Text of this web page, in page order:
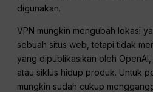
digunakan.
VPN mungkin mengubah lokasi
sebuah situs web, tetapi tidak
yang dipublikasikan oleh
atau siklus hidup produk. Untuk
mungkin sudah cukup